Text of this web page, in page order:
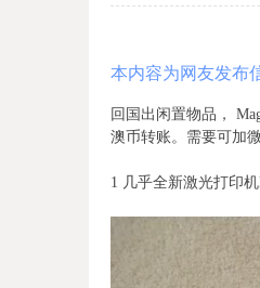
本内容为网友发布
回国出闲置物品，
澳币转账。需要可加
1 几乎全新激光打印